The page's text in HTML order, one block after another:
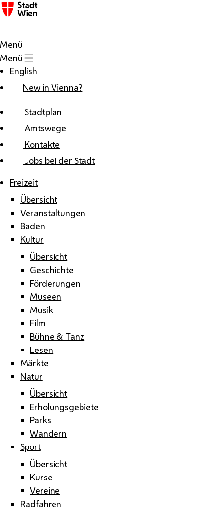
Zum Inhalt
Menü
Menü
English
New in Vienna?
Stadtplan
Amtswege
Kontakte
Jobs bei der Stadt
Freizeit
Übersicht
Veranstaltungen
Baden
Kultur
Übersicht
Geschichte
Förderungen
Museen
Musik
Film
Bühne & Tanz
Lesen
Märkte
Natur
Übersicht
Erholungsgebiete
Parks
Wandern
Sport
Übersicht
Kurse
Vereine
Radfahren